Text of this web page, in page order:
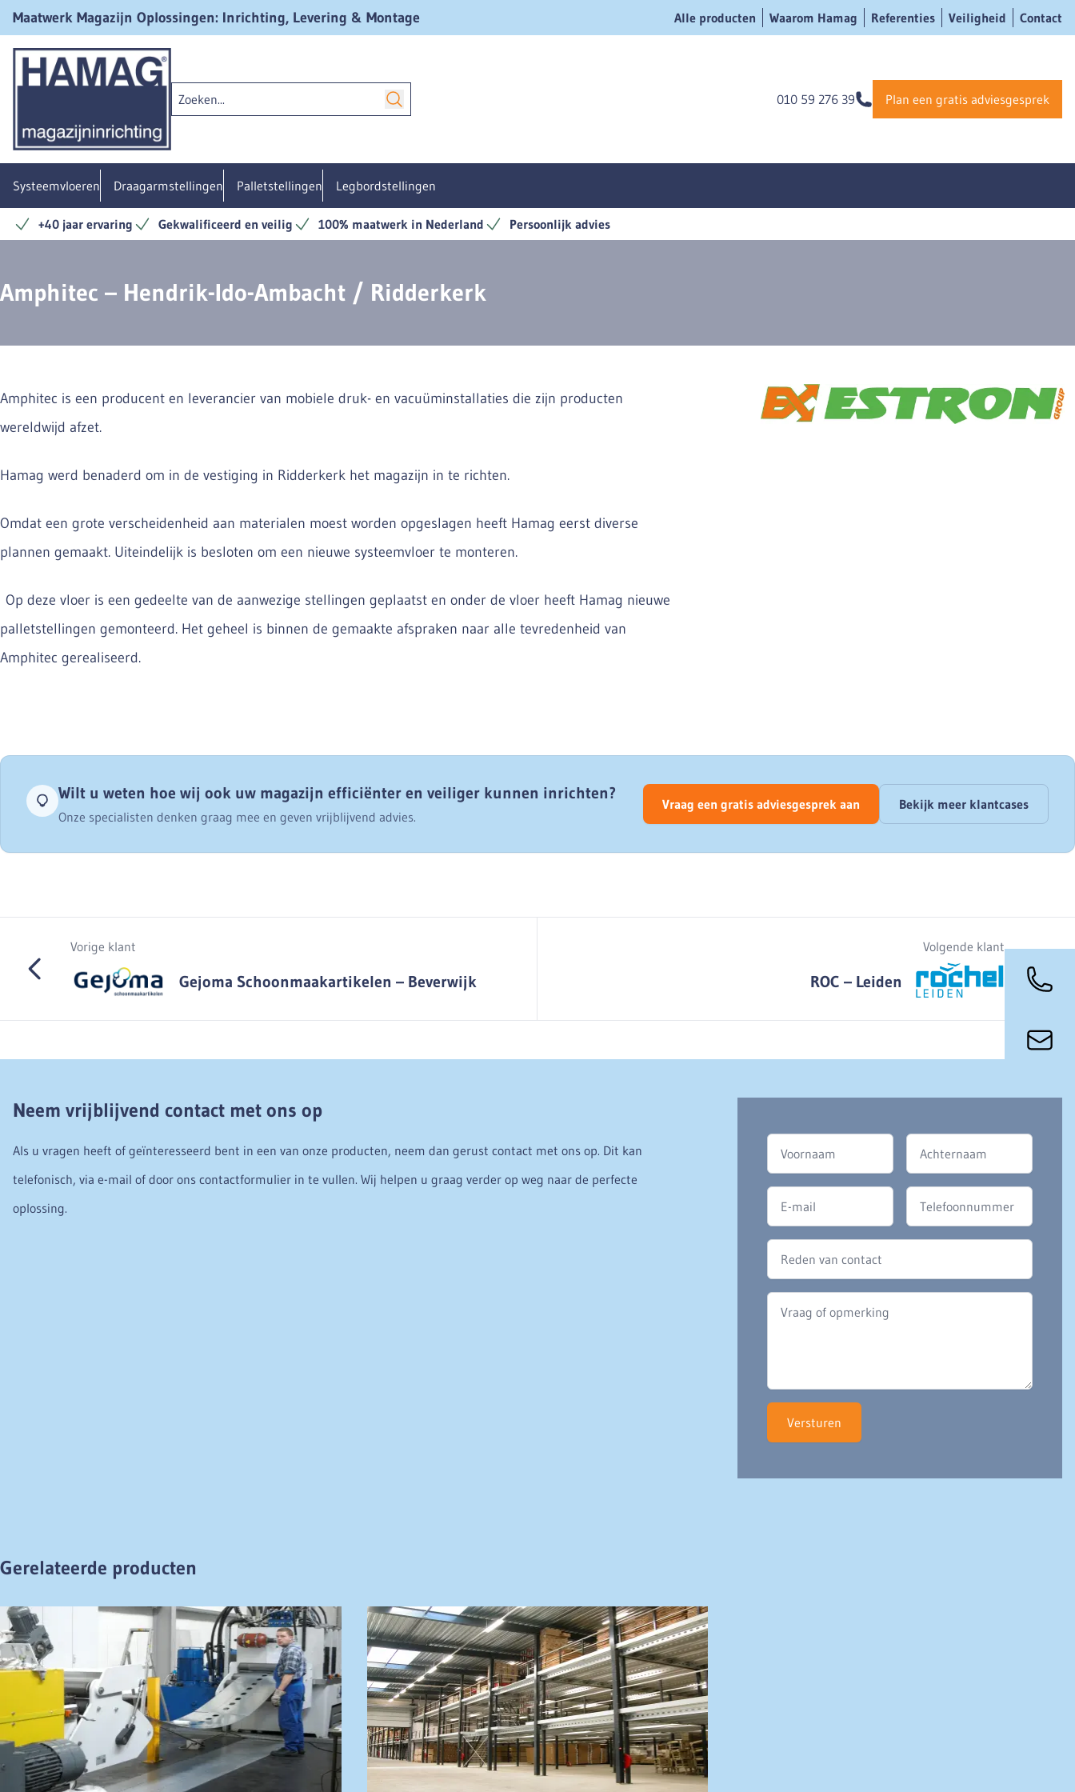
Maatwerk Magazijn Oplossingen: Inrichting, Levering & Montage Alle producten Waarom Hamag Referenties Veiligheid Contact
010 59 276 39 Plan een gratis adviesgesprek
Systeemvloeren Draagarmstellingen Palletstellingen Legbordstellingen
+40 jaar ervaring Gekwalificeerd en veilig 100% maatwerk in Nederland Persoonlijk advies
Amphitec – Hendrik-Ido-Ambacht / Ridderkerk
Amphitec is een producent en leverancier van mobiele druk- en vacuüminstallaties die zijn producten
wereldwijd afzet.
Hamag werd benaderd om in de vestiging in Ridderkerk het magazijn in te richten.
Omdat een grote verscheidenheid aan materialen moest worden opgeslagen heeft Hamag eerst diverse
plannen gemaakt. Uiteindelijk is besloten om een nieuwe systeemvloer te monteren.
Op deze vloer is een gedeelte van de aanwezige stellingen geplaatst en onder de vloer heeft Hamag nieuwe
palletstellingen gemonteerd. Het geheel is binnen de gemaakte afspraken naar alle tevredenheid van
Amphitec gerealiseerd.
Wilt u weten hoe wij ook uw magazijn efficiënter en veiliger kunnen inrichten?
Onze specialisten denken graag mee en geven vrijblijvend advies.
Vraag een gratis adviesgesprek aan Bekijk meer klantcases
Vorige klant
Gejoma Schoonmaakartikelen – Beverwijk
Volgende klant
ROC – Leiden
Neem vrijblijvend contact met ons op
Als u vragen heeft of geïnteresseerd bent in een van onze producten, neem dan gerust contact met ons op. Dit kan
telefonisch, via e-mail of door ons contactformulier in te vullen. Wij helpen u graag verder op weg naar de perfecte
oplossing.
Versturen
Gerelateerde producten